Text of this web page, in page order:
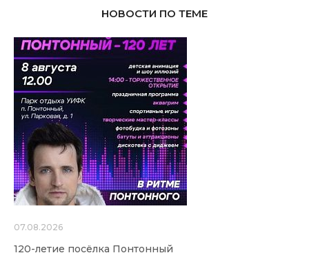
НОВОСТИ ПО ТЕМЕ
07.08.2026
120-летие посёлка Понтонный